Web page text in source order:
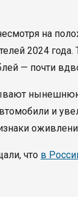
на
2024
— почти
и
что в